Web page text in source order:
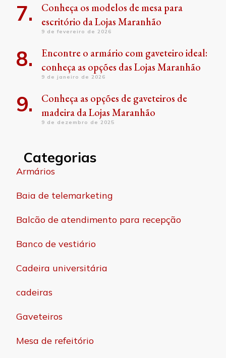
Conheça os modelos de mesa para
escritório da Lojas Maranhão
9 de fevereiro de 2026
Encontre o armário com gaveteiro ideal:
conheça as opções das Lojas Maranhão
9 de janeiro de 2026
Conheça as opções de gaveteiros de
madeira da Lojas Maranhão
9 de dezembro de 2025
Categorias
Armários
Baia de telemarketing
Balcão de atendimento para recepção
Banco de vestiário
Cadeira universitária
cadeiras
Gaveteiros
Mesa de refeitório